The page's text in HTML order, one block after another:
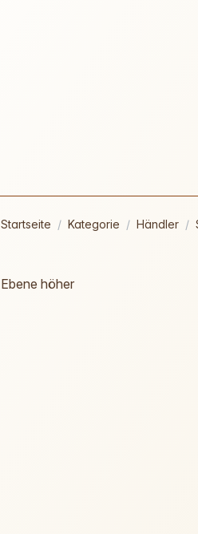
Startseite Kategorie Händler
Ebene höher